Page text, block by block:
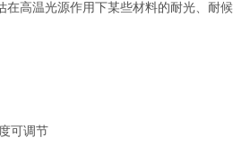
高温光源作用下某些材料的耐光、耐候
可调节